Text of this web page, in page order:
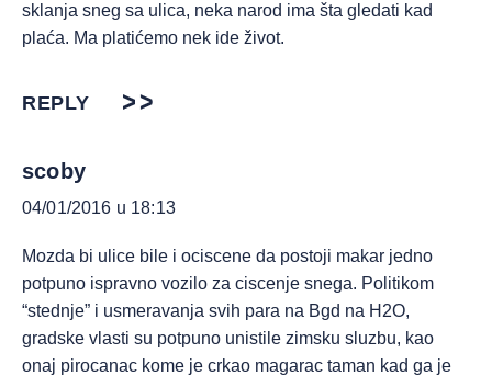
sklanja sneg sa ulica, neka narod ima šta gledati kad
plaća. Ma platićemo nek ide život.
REPLY
scoby
04/01/2016 u 18:13
Mozda bi ulice bile i ociscene da postoji makar jedno
potpuno ispravno vozilo za ciscenje snega. Politikom
“stednje” i usmeravanja svih para na Bgd na H2O,
gradske vlasti su potpuno unistile zimsku sluzbu, kao
onaj pirocanac kome je crkao magarac taman kad ga je